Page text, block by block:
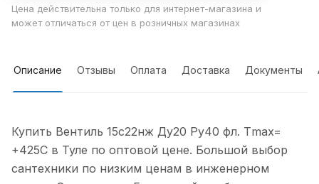
Цена действительна только для интернет-магазина и
может отличаться от цен в розничных магазинах
Описание Отзывы Оплата Доставка Документы
Купить Вентиль 15с22нж Ду20 Ру40 фл. Тmax=
+425C в Туле по оптовой цене. Большой выбор
сантехники по низким ценам в инженерном